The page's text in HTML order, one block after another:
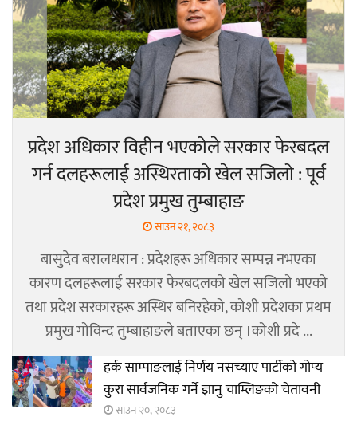
प्रदेश अधिकार विहीन भएकोले सरकार फेरबदल
गर्न दलहरूलाई अस्थिरताको खेल सजिलो : पूर्व
प्रदेश प्रमुख तुम्बाहाङ
साउन २१, २०८३
बासुदेव बरालधरान : प्रदेशहरू अधिकार सम्पन्न नभएका
कारण दलहरूलाई सरकार फेरबदलको खेल सजिलो भएको
तथा प्रदेश सरकारहरू अस्थिर बनिरहेको, कोशी प्रदेशका प्रथम
प्रमुख गोविन्द तुम्बाहाङले बताएका छन् ।कोशी प्रदे ...
हर्क साम्पाङलाई निर्णय नसच्याए पार्टीको गोप्य
कुरा सार्वजनिक गर्ने ज्ञानु चाम्लिङको चेतावनी
साउन २०, २०८३